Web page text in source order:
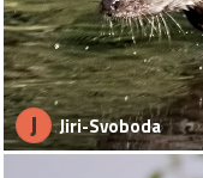
J Jiri-Svoboda